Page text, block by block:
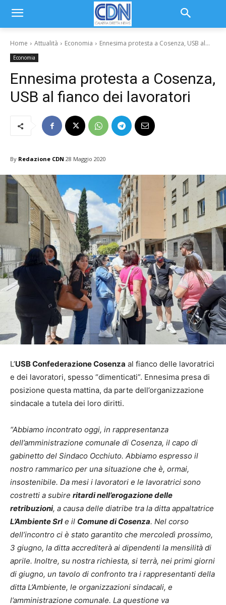
Home Attualità Economia Ennesima protesta a Cosenza, USB al...
Economia
Ennesima protesta a Cosenza,
USB al fianco dei lavoratori
By Redazione CDN 28 Maggio 2020
L’USB Confederazione Cosenza al fianco delle lavoratrici
e dei lavoratori, spesso “dimenticati”. Ennesima presa di
posizione questa mattina, da parte dell’organizzazione
sindacale a tutela dei loro diritti.
“Abbiamo incontrato oggi, in rappresentanza
dell’amministrazione comunale di Cosenza, il capo di
gabinetto del Sindaco Occhiuto. Abbiamo espresso il
nostro rammarico per una situazione che è, ormai,
insostenibile. Da mesi i lavoratori e le lavoratrici sono
costretti a subire ritardi nell’erogazione delle
retribuzioni, a causa delle diatribe tra la ditta appaltatrice
L’Ambiente Srle il Comune di Cosenza. Nel corso
dell’incontro ci è stato garantito che mercoledì prossimo,
3 giugno, la ditta accrediterà ai dipendenti la mensilità di
aprile. Inoltre, su nostra richiesta, si terrà, nei primi giorni
di giugno, un tavolo di confronto tra i rappresentanti della
ditta L’Ambiente, le organizzazioni sindacali, e
l’amministrazione comunale. La questione va